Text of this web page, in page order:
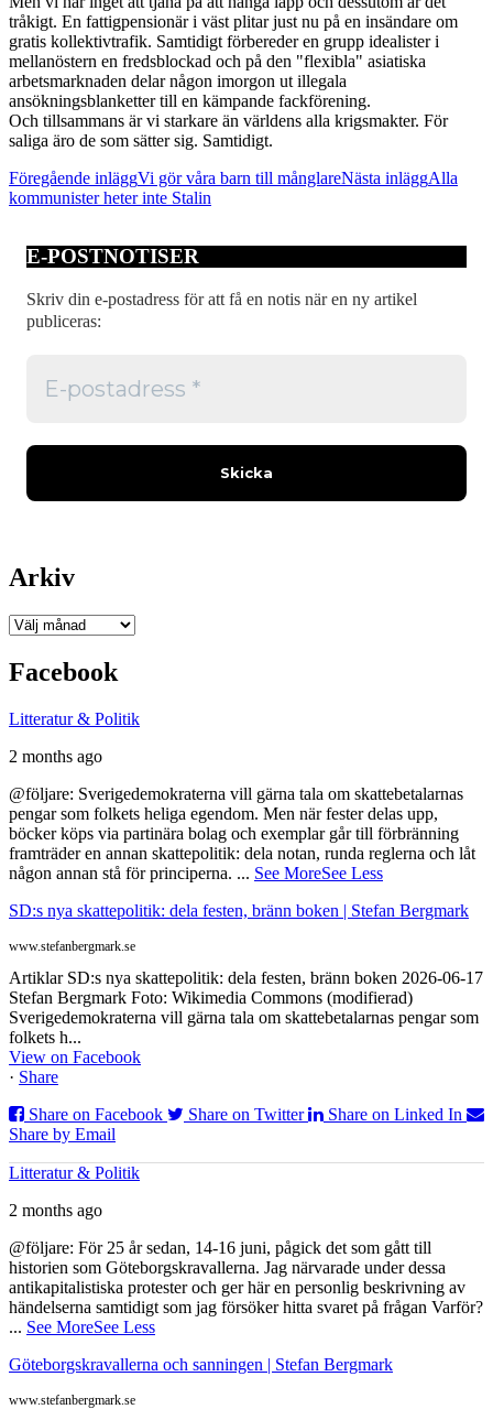
tråkigt. En fattigpensionär i väst plitar just nu på en insändare om
gratis kollektivtrafik. Samtidigt förbereder en grupp idealister i
mellanöstern en fredsblockad och på den "flexibla" asiatiska
arbetsmarknaden delar någon imorgon ut illegala
ansökningsblanketter till en kämpande fackförening.
Och tillsammans är vi starkare än världens alla krigsmakter. För
saliga äro de som sätter sig. Samtidigt.
Inläggsnavigering
Föregående inläggVi gör våra barn till månglareNästa inläggAlla
kommunister heter inte Stalin
E-POSTNOTISER
Skriv din e-postadress för att få en notis när en ny artikel
publiceras:
Arkiv
Arkiv
Facebook
Litteratur & Politik
2 months ago
@följare: Sverigedemokraterna vill gärna tala om skattebetalarnas
pengar som folkets heliga egendom. Men när fester delas upp,
böcker köps via partinära bolag och exemplar går till förbränning
framträder en annan skattepolitik: dela notan, runda reglerna och låt
någon annan stå för principerna. ... See MoreSee Less
SD:s nya skattepolitik: dela festen, bränn boken | Stefan Bergmark
www.stefanbergmark.se
Artiklar SD:s nya skattepolitik: dela festen, bränn boken 2026-06-17
Stefan Bergmark Foto: Wikimedia Commons (modifierad)
Sverigedemokraterna vill gärna tala om skattebetalarnas pengar som
folkets h...
View on Facebook
· Share
Share on Facebook
Share on Twitter
Share on Linked In
Share by Email
Litteratur & Politik
2 months ago
@följare: För 25 år sedan, 14-16 juni, pågick det som gått till
historien som Göteborgskravallerna. Jag närvarade under dessa
antikapitalistiska protester och ger här en personlig beskrivning av
händelserna samtidigt som jag försöker hitta svaret på frågan Varför?
... See MoreSee Less
Göteborgskravallerna och sanningen | Stefan Bergmark
www.stefanbergmark.se